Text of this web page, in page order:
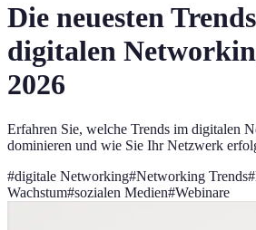
Die neuesten
digitalen
2026
Erfahren Sie, welche Trends im digitalen
dominieren und wie Sie Ihr Netzwerk
#digitale Networking#Networking Trends#
Wachstum#sozialen Medien#Webinare